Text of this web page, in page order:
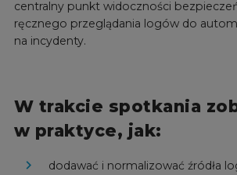
centralny punkt widoczności
ręcznego przeglądania logów do
na incydenty.
W trakcie spotkania
w praktyce, jak:
dodawać i normalizować źródła